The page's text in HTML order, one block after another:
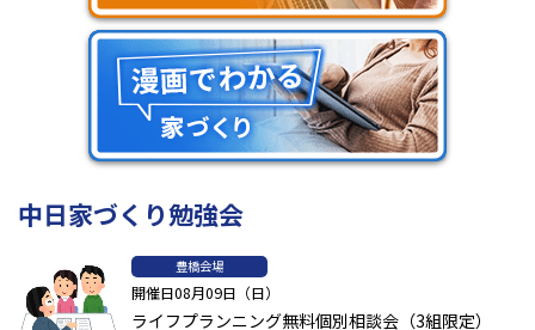
住宅設備は年々進化しており、5年前の設備と最新設備では、機能
性やデザインも異なります。気に入った新しい設備で整えられる
のも注文住宅の大きなメリット。また、機能性にこだわりがない
のであれば、設備のスペックを落としてコストダウンすることも
可能です。このようなコスト調整ができるところも注文住宅の特
耐震性を強化できることも注文住宅ならではのポイントです。耐
震性を表す「耐震等級」は1～3まであります。耐震等級が高いと
地震によるダメージが少ないだけでなく、住宅ローンや地震保険
中日家づくり勉強会
豊橋会場
開催日08月09日（日）
ライフプランニング無料個別相談会（3組限定）